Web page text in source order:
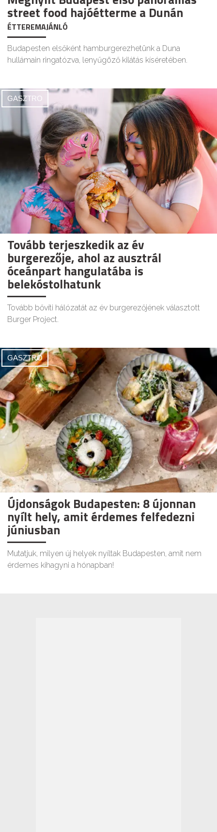
street food hajóétterme a Dunán
ÉTTEREMAJÁNLÓ
Budapesten elsőként hamburgerezhetünk a Duna
hullámain ringatózva, lenyűgöző kilátás kíséretében.
GASZTRO
Tovább terjeszkedik az év
burgerezője, ahol az ausztrál
óceánpart hangulatába is
belekóstolhatunk
Tovább bővíti hálózatát az év burgerezőjének választott
Burger Project.
GASZTRO
Újdonságok Budapesten: 8 újonnan
nyílt hely, amit érdemes felfedezni
júniusban
Mutatjuk, milyen új helyek nyíltak Budapesten, amit nem
érdemes kihagyni a hónapban!